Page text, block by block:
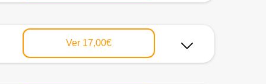
Ver 17,00€